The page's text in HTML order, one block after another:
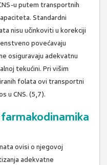
u putem transportnih
Standardni
nisu učinkoviti u korekciji
povećavaju
osiguravaju adekvatnu
tekućini. Pri višim
folata ovi transportni
u CNS. (5,7).
farmakodinamika
ovisi o njegovoj
adekvatne